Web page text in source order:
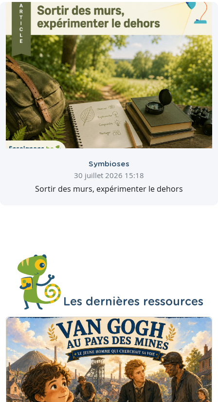
Symbioses
30 juillet 2026 15:18
Sortir des murs, expérimenter le dehors
Les dernières ressources